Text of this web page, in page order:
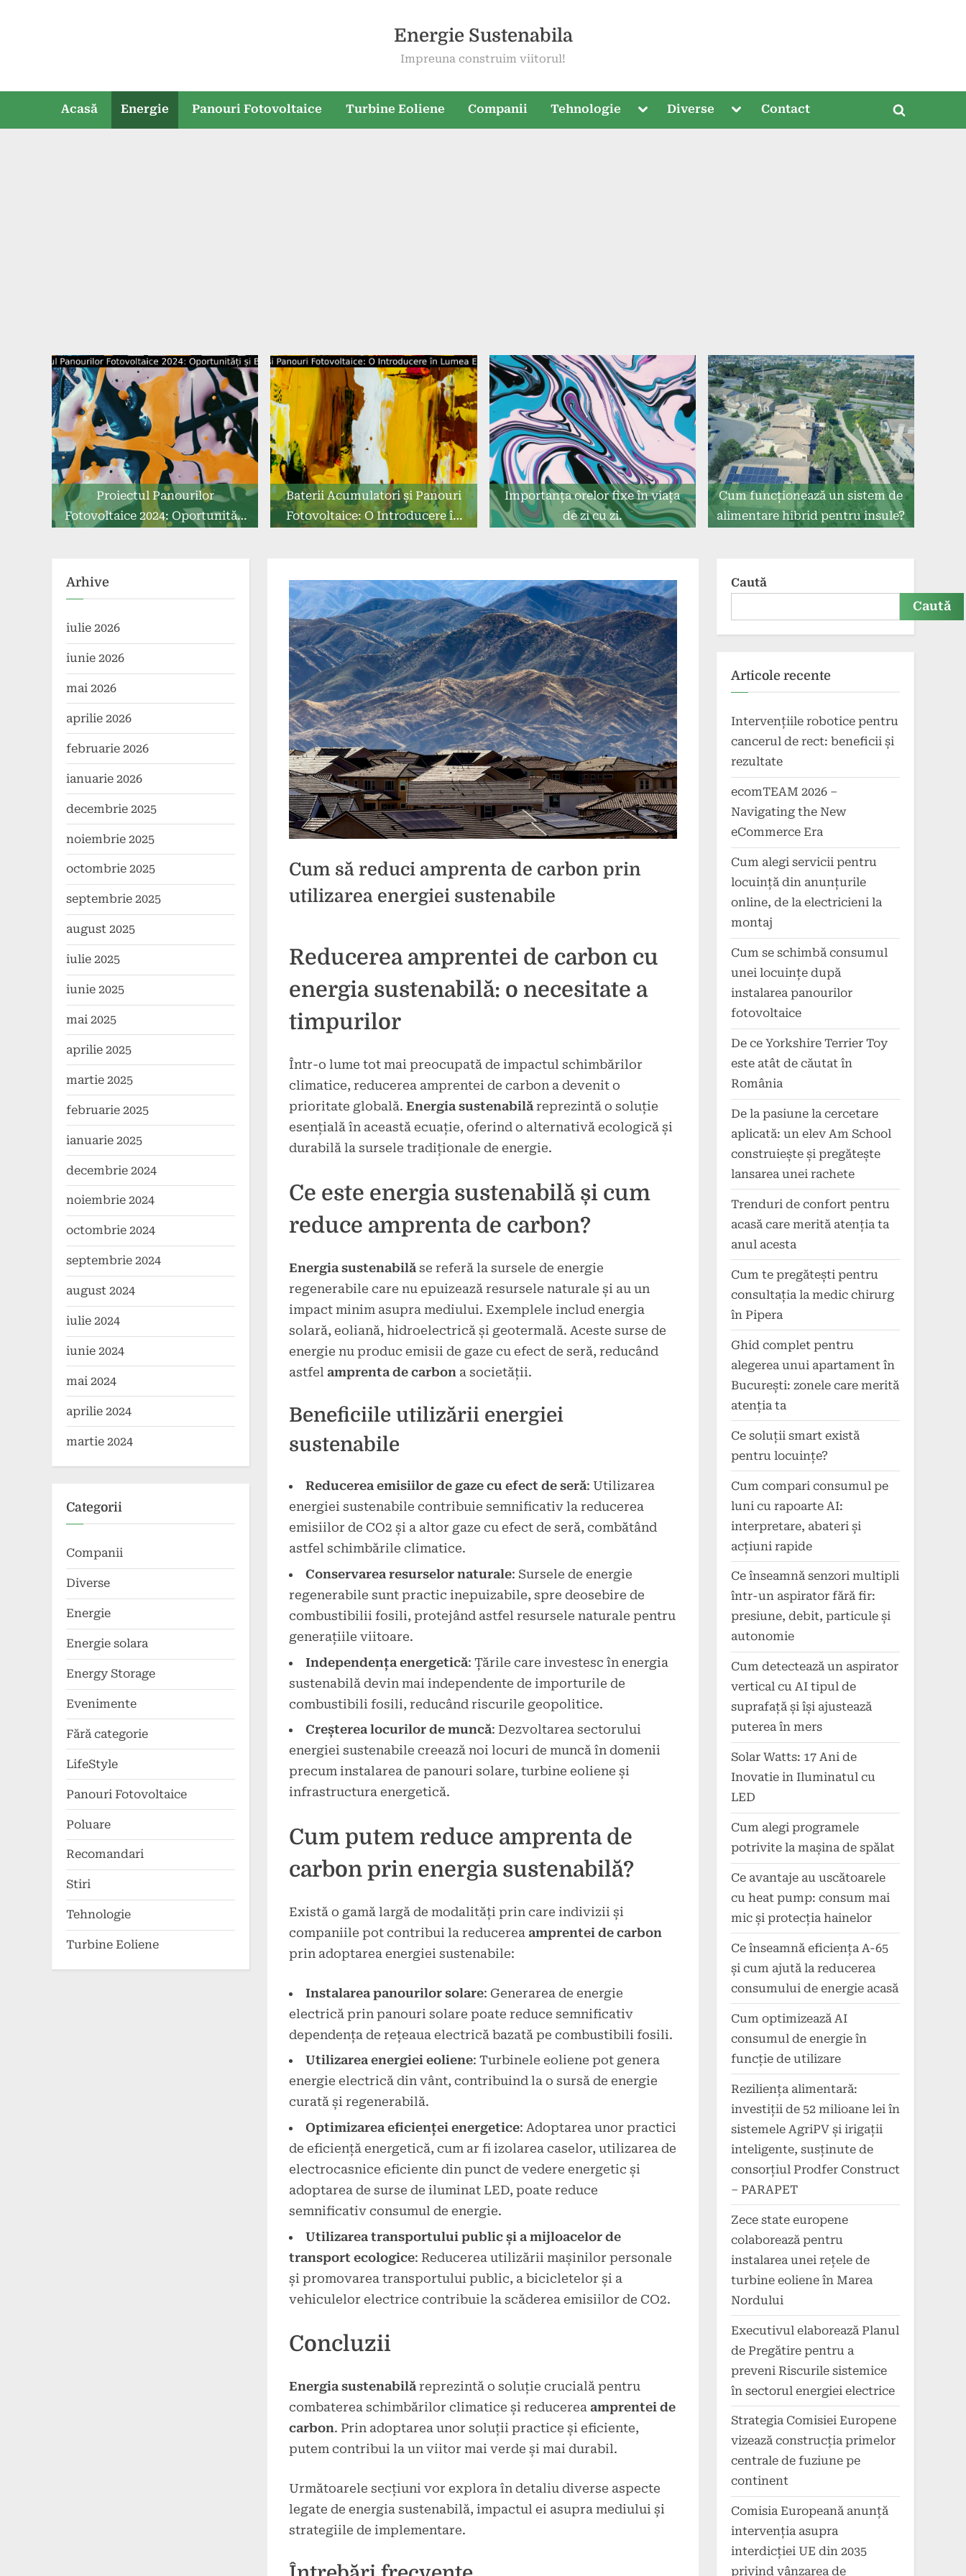
Energie Sustenabila
Impreuna construim viitorul!
Acasă Energie Panouri Fotovoltaice Turbine Eoliene Companii Tehnologie
Toggle
menu
Diverse
Toggle
menu
Contact
Toggle
Proiectul Panourilor
Fotovoltaice 2024: Oportunități
Baterii Acumulatori și Panouri
Fotovoltaice: O Introducere în
Importanța orelor fixe în viața
de zi cu zi.
Cum funcționează un sistem de
alimentare hibrid pentru insule?
Cum să reduci amprenta de carbon prin
utilizarea energiei sustenabile
on
noiembrie
Reducerea amprentei de carbon cu
energia sustenabilă: o necesitate a
timpurilor
Într-o lume tot mai preocupată de impactul schimbărilor
climatice, reducerea amprentei de carbon a devenit o
prioritate globală. Energia sustenabilă reprezintă o soluție
esențială în această ecuație, oferind o alternativă ecologică și
durabilă la sursele tradiționale de energie.
Ce este energia sustenabilă și cum
reduce amprenta de carbon?
Energia sustenabilă se referă la sursele de energie
regenerabile care nu epuizează resursele naturale și au un
impact minim asupra mediului. Exemplele includ energia
solară, eoliană, hidroelectrică și geotermală. Aceste surse de
energie nu produc emisii de gaze cu efect de seră, reducând
astfel amprenta de carbon a societății.
Beneficiile utilizării energiei
sustenabile
Reducerea emisiilor de gaze cu efect de seră: Utilizarea
energiei sustenabile contribuie semnificativ la reducerea
emisiilor de CO2 și a altor gaze cu efect de seră, combătând
astfel schimbările climatice.
Conservarea resurselor naturale: Sursele de energie
regenerabile sunt practic inepuizabile, spre deosebire de
combustibilii fosili, protejând astfel resursele naturale pentru
generațiile viitoare.
Independența energetică: Țările care investesc în energia
sustenabilă devin mai independente de importurile de
combustibili fosili, reducând riscurile geopolitice.
Creșterea locurilor de muncă: Dezvoltarea sectorului
energiei sustenabile creează noi locuri de muncă în domenii
precum instalarea de panouri solare, turbine eoliene și
infrastructura energetică.
Cum putem reduce amprenta de
carbon prin energia sustenabilă?
Există o gamă largă de modalități prin care indivizii și
companiile pot contribui la reducerea amprentei de carbon
prin adoptarea energiei sustenabile:
Instalarea panourilor solare: Generarea de energie
electrică prin panouri solare poate reduce semnificativ
dependența de rețeaua electrică bazată pe combustibili fosili.
Utilizarea energiei eoliene: Turbinele eoliene pot genera
energie electrică din vânt, contribuind la o sursă de energie
curată și regenerabilă.
Optimizarea eficienței energetice: Adoptarea unor practici
de eficiență energetică, cum ar fi izolarea caselor, utilizarea de
electrocasnice eficiente din punct de vedere energetic și
adoptarea de surse de iluminat LED, poate reduce
semnificativ consumul de energie.
Utilizarea transportului public și a mijloacelor de
transport ecologice: Reducerea utilizării mașinilor personale
și promovarea transportului public, a bicicletelor și a
vehiculelor electrice contribuie la scăderea emisiilor de CO2.
Concluzii
Energia sustenabilă reprezintă o soluție crucială pentru
combaterea schimbărilor climatice și reducerea amprentei de
carbon. Prin adoptarea unor soluții practice și eficiente,
putem contribui la un viitor mai verde și mai durabil.
Următoarele secțiuni vor explora în detaliu diverse aspecte
legate de energia sustenabilă, impactul ei asupra mediului și
strategiile de implementare.
Arhive
iulie 2026
iunie 2026
mai 2026
aprilie 2026
februarie 2026
ianuarie 2026
decembrie 2025
noiembrie 2025
octombrie 2025
septembrie 2025
august 2025
iulie 2025
iunie 2025
mai 2025
aprilie 2025
martie 2025
februarie 2025
ianuarie 2025
decembrie 2024
noiembrie 2024
octombrie 2024
septembrie 2024
august 2024
iulie 2024
iunie 2024
mai 2024
aprilie 2024
martie 2024
Categorii
Companii
Diverse
Energie
Energie solara
Energy Storage
Evenimente
Fără categorie
LifeStyle
Panouri Fotovoltaice
Poluare
Recomandari
Stiri
Tehnologie
Turbine Eoliene
Caută
Caută
Articole recente
Intervențiile robotice pentru
cancerul de rect: beneficii și
rezultate
ecomTEAM 2026 –
Navigating the New
eCommerce Era
Cum alegi servicii pentru
locuință din anunțurile
online, de la electricieni la
montaj
Cum se schimbă consumul
unei locuințe după
instalarea panourilor
fotovoltaice
De ce Yorkshire Terrier Toy
este atât de căutat în
România
De la pasiune la cercetare
aplicată: un elev Am School
construiește și pregătește
lansarea unei rachete
Trenduri de confort pentru
acasă care merită atenția ta
anul acesta
Cum te pregătești pentru
consultația la medic chirurg
în Pipera
Ghid complet pentru
alegerea unui apartament în
București: zonele care merită
atenția ta
Ce soluții smart există
pentru locuințe?
Cum compari consumul pe
luni cu rapoarte AI:
interpretare, abateri și
acțiuni rapide
Ce înseamnă senzori multipli
într-un aspirator fără fir:
presiune, debit, particule și
autonomie
Cum detectează un aspirator
vertical cu AI tipul de
suprafață și își ajustează
puterea în mers
Solar Watts: 17 Ani de
Inovatie in Iluminatul cu
LED
Cum alegi programele
potrivite la mașina de spălat
Ce avantaje au uscătoarele
cu heat pump: consum mai
mic și protecția hainelor
Ce înseamnă eficiența A-65
și cum ajută la reducerea
consumului de energie acasă
Cum optimizează AI
consumul de energie în
funcție de utilizare
Reziliența alimentară:
investiții de 52 milioane lei în
sistemele AgriPV și irigații
inteligente, susținute de
consorțiul Prodfer Construct
– PARAPET
Zece state europene
colaborează pentru
instalarea unei rețele de
turbine eoliene în Marea
Nordului
Executivul elaborează Planul
de Pregătire pentru a
preveni Riscurile sistemice
în sectorul energiei electrice
Strategia Comisiei Europene
vizează construcția primelor
centrale de fuziune pe
continent
Comisia Europeană anunță
intervenția asupra
interdicției UE din 2035
privind vânzarea de